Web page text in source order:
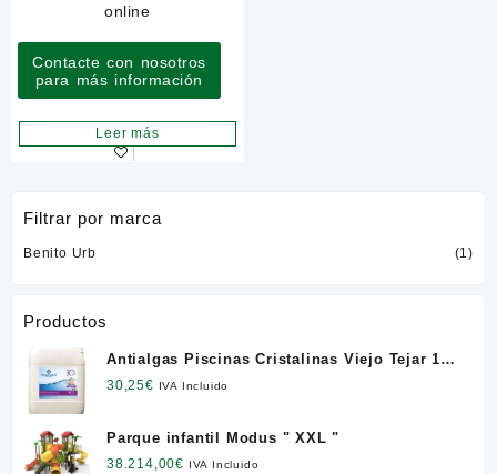
online
Contacte con nosotros
para más información
Leer más
Filtrar por marca
Benito Urb (1)
Productos
Antialgas Piscinas Cristalinas Viejo Tejar 12
l. NETO
30,25€ IVA Incluido
Parque infantil Modus " XXL "
38.214,00€ IVA Incluido